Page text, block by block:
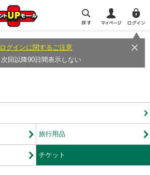
ログインに関するご注意
次回以降90日間表示しない
旅行用品
チケット